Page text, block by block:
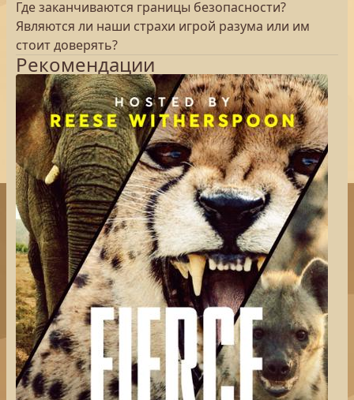
Где заканчиваются границы безопасности?
Являются ли наши страхи игрой разума или им
стоит доверять?
Рекомендации